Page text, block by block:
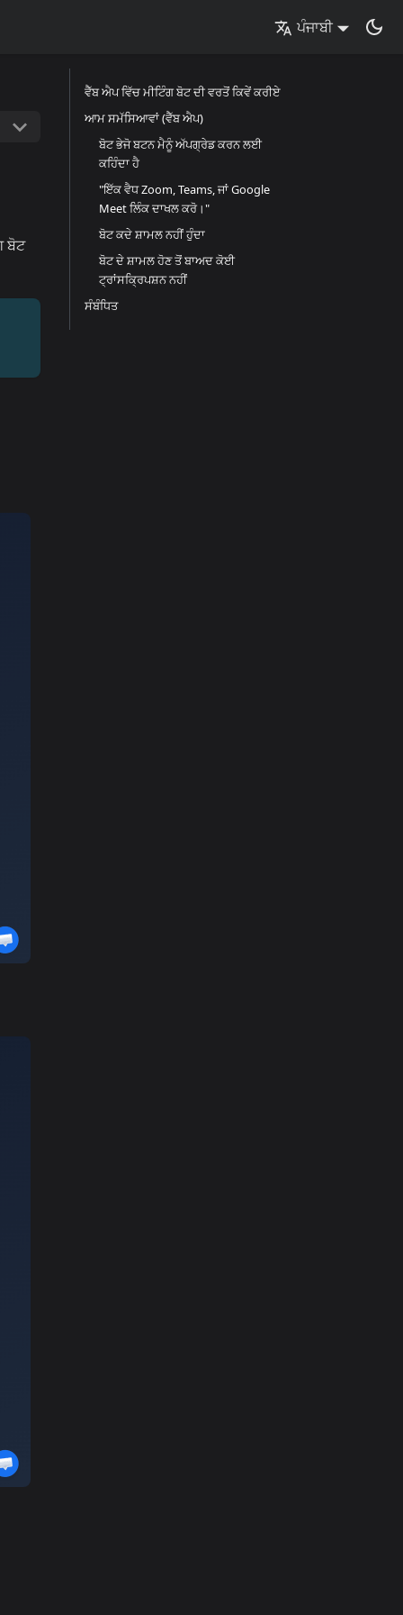
ਪੰਜਾਬੀ
ਬੋਟ
ਵੈੱਬ ਐਪ ਵਿੱਚ ਮੀਟਿੰਗ ਬੋਟ ਦੀ ਵਰਤੋਂ ਕਿਵੇਂ ਕਰੀਏ
ਆਮ ਸਮੱਸਿਆਵਾਂ (ਵੈੱਬ ਐਪ)
ਬੋਟ ਭੇਜੋ ਬਟਨ ਮੈਨੂੰ ਅੱਪਗ੍ਰੇਡ ਕਰਨ ਲਈ
ਕਹਿੰਦਾ ਹੈ
"ਇੱਕ ਵੈਧ Zoom, Teams, ਜਾਂ Google
Meet ਲਿੰਕ ਦਾਖਲ ਕਰੋ।"
ਬੋਟ ਕਦੇ ਸ਼ਾਮਲ ਨਹੀਂ ਹੁੰਦਾ
ਬੋਟ ਦੇ ਸ਼ਾਮਲ ਹੋਣ ਤੋਂ ਬਾਅਦ ਕੋਈ
ਟ੍ਰਾਂਸਕ੍ਰਿਪਸ਼ਨ ਨਹੀਂ
ਸੰਬੰਧਿਤ